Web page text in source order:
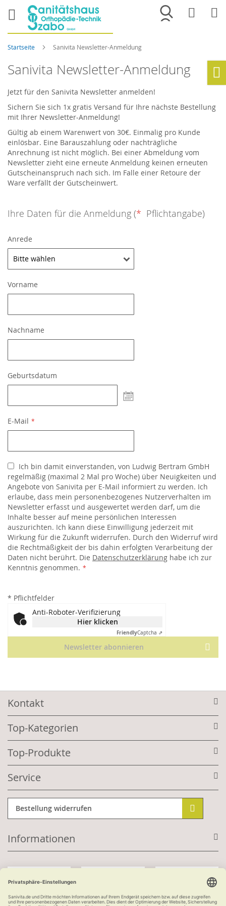
Merkliste
Startseite Sanivita Newsletter-Anmeldung
Sanivita Newsletter-Anmeldung
Jetzt für den Sanivita Newsletter anmelden!
Sichern Sie sich 1x gratis Versand für Ihre nächste Bestellung
mit Ihrer Newsletter-Anmeldung!
Gültig ab einem Warenwert von 30€. Einmalig pro Kunde
einlösbar. Eine Barauszahlung oder nachträgliche
Anrechnung ist nicht möglich. Bei einer Abmeldung vom
Newsletter zieht eine erneute Anmeldung keinen erneuten
Gutscheinanspruch nach sich. Im Falle einer Retoure der
Ware verfällt der Gutscheinwert.
Ihre Daten für die Anmeldung (* Pflichtangabe)
Anrede
Vorname
Nachname
Geburtsdatum
undefined
E-Mail
Ich bin damit einverstanden, von Ludwig Bertram GmbH
regelmäßig (maximal 2 Mal pro Woche) über Neuigkeiten und
Angebote von Sanivita per E-Mail informiert zu werden. Ich
erlaube, dass mein personenbezogenes Nutzerverhalten im
Newsletter erfasst und ausgewertet werden darf, um die
Inhalte besser auf meine persönlichen Interessen
auszurichten. Ich kann diese Einwilligung jederzeit mit
Wirkung für die Zukunft widerrufen. Durch den Widerruf wird
die Rechtmäßigkeit der bis dahin erfolgten Verarbeitung der
Daten nicht berührt. Die Datenschutzerklärung habe ich zur
Kenntnis genommen.
* Pflichtfelder
Anti-Roboter-Verifizierung
Hier klicken
FriendlyCaptcha ⇗
Newsletter abonnieren
Kontakt
Top-Kategorien
Top-Produkte
Service
Bestellung widerrufen
Informationen